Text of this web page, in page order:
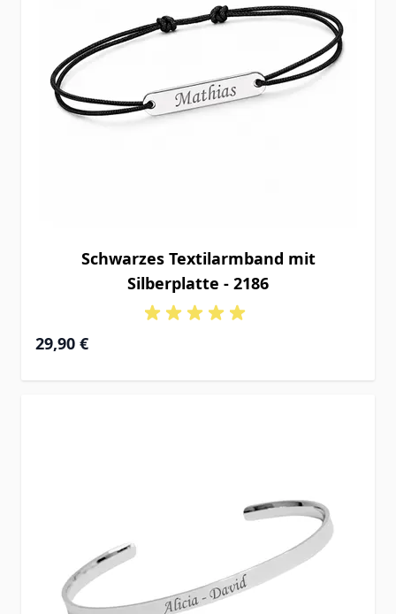
Schwarzes Textilarmband mit
Silberplatte - 2186
29,90 €